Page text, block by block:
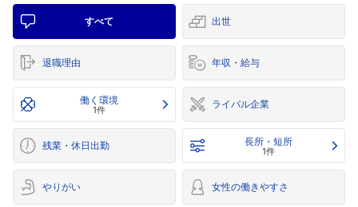
すべて 出世
退職理由 年収・給与
働く環境
1件 ライバル企業
残業・休日出勤 長所・短所
1件
やりがい 女性の働きやすさ